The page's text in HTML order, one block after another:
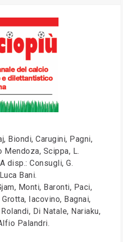
Biondi, Carugini, Pagni,
Mendoza, Scippa, L.
disp.: Consugli, G.
Bani.
Monti, Baronti, Paci,
Iacovino, Bagnai,
Di Natale, Nariaku,
Palandri.